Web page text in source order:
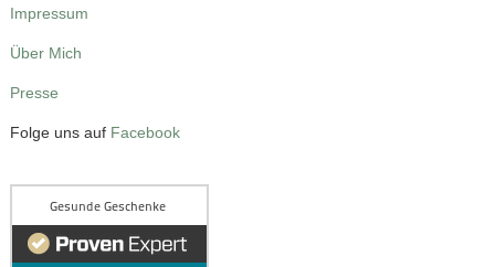
Impressum
Über Mich
Presse
Folge uns auf Facebook